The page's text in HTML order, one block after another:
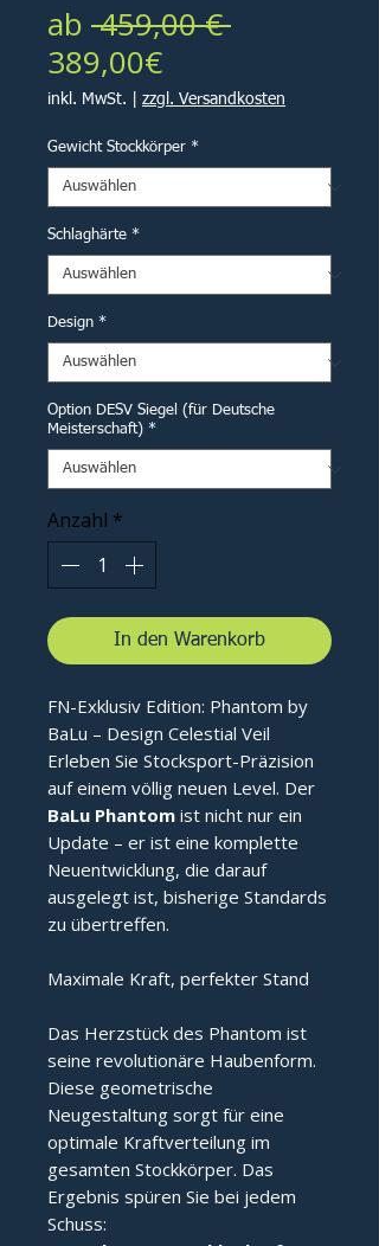
ab 459,00 €
389,00€Sale-
Preis
inkl. MwSt. zzgl. Versandkosten
Gewicht Stockkörper *
Schlaghärte *
Design *
Option DESV Siegel (für Deutsche
Meisterschaft) *
Anzahl *
In den Warenkorb
FN-Exklusiv Edition: Phantom by
BaLu – Design Celestial Veil
Erleben Sie Stocksport-Präzision
auf einem völlig neuen Level. Der
BaLu Phantom ist nicht nur ein
Update – er ist eine komplette
Neuentwicklung, die darauf
ausgelegt ist, bisherige Standards
zu übertreffen.
Maximale Kraft, perfekter Stand
Das Herzstück des Phantom ist
seine revolutionäre Haubenform.
Diese geometrische
Neugestaltung sorgt für eine
optimale Kraftverteilung im
gesamten Stockkörper. Das
Ergebnis spüren Sie bei jedem
Schuss: